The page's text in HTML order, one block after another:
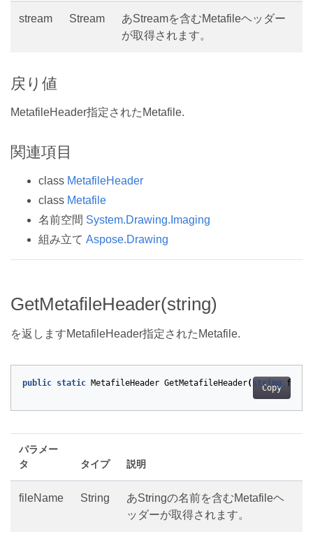
stream Stream
あStreamを含むMetafileヘッダー
が取得されます。
戻り値
MetafileHeader指定されたMetafile.
関連項目
class MetafileHeader
class Metafile
名前空間 System.Drawing.Imaging
組み立て Aspose.Drawing
GetMetafileHeader(string)
を返しますMetafileHeader指定されたMetafile.
Copy
public static MetafileHeader GetMetafileHeader( string
パラメー
タ
タイプ 説明
fileName String
あStringの名前を含むMetafileヘ
ッダーが取得されます。